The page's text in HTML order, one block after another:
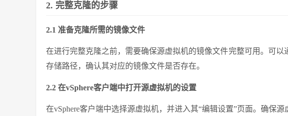
2. 完整克隆的步骤
2.1 准备克隆所需的镜像文件
在进行完整克隆之前，需要确保源虚拟机的镜像文件完整可用。可以
存储路径，确认其对应的镜像文件是否存在。
2.2 在vSphere客户端中打开源虚拟机的设置
在vSphere客户端中选择源虚拟机，并进入其“编辑设置”页面。确保源